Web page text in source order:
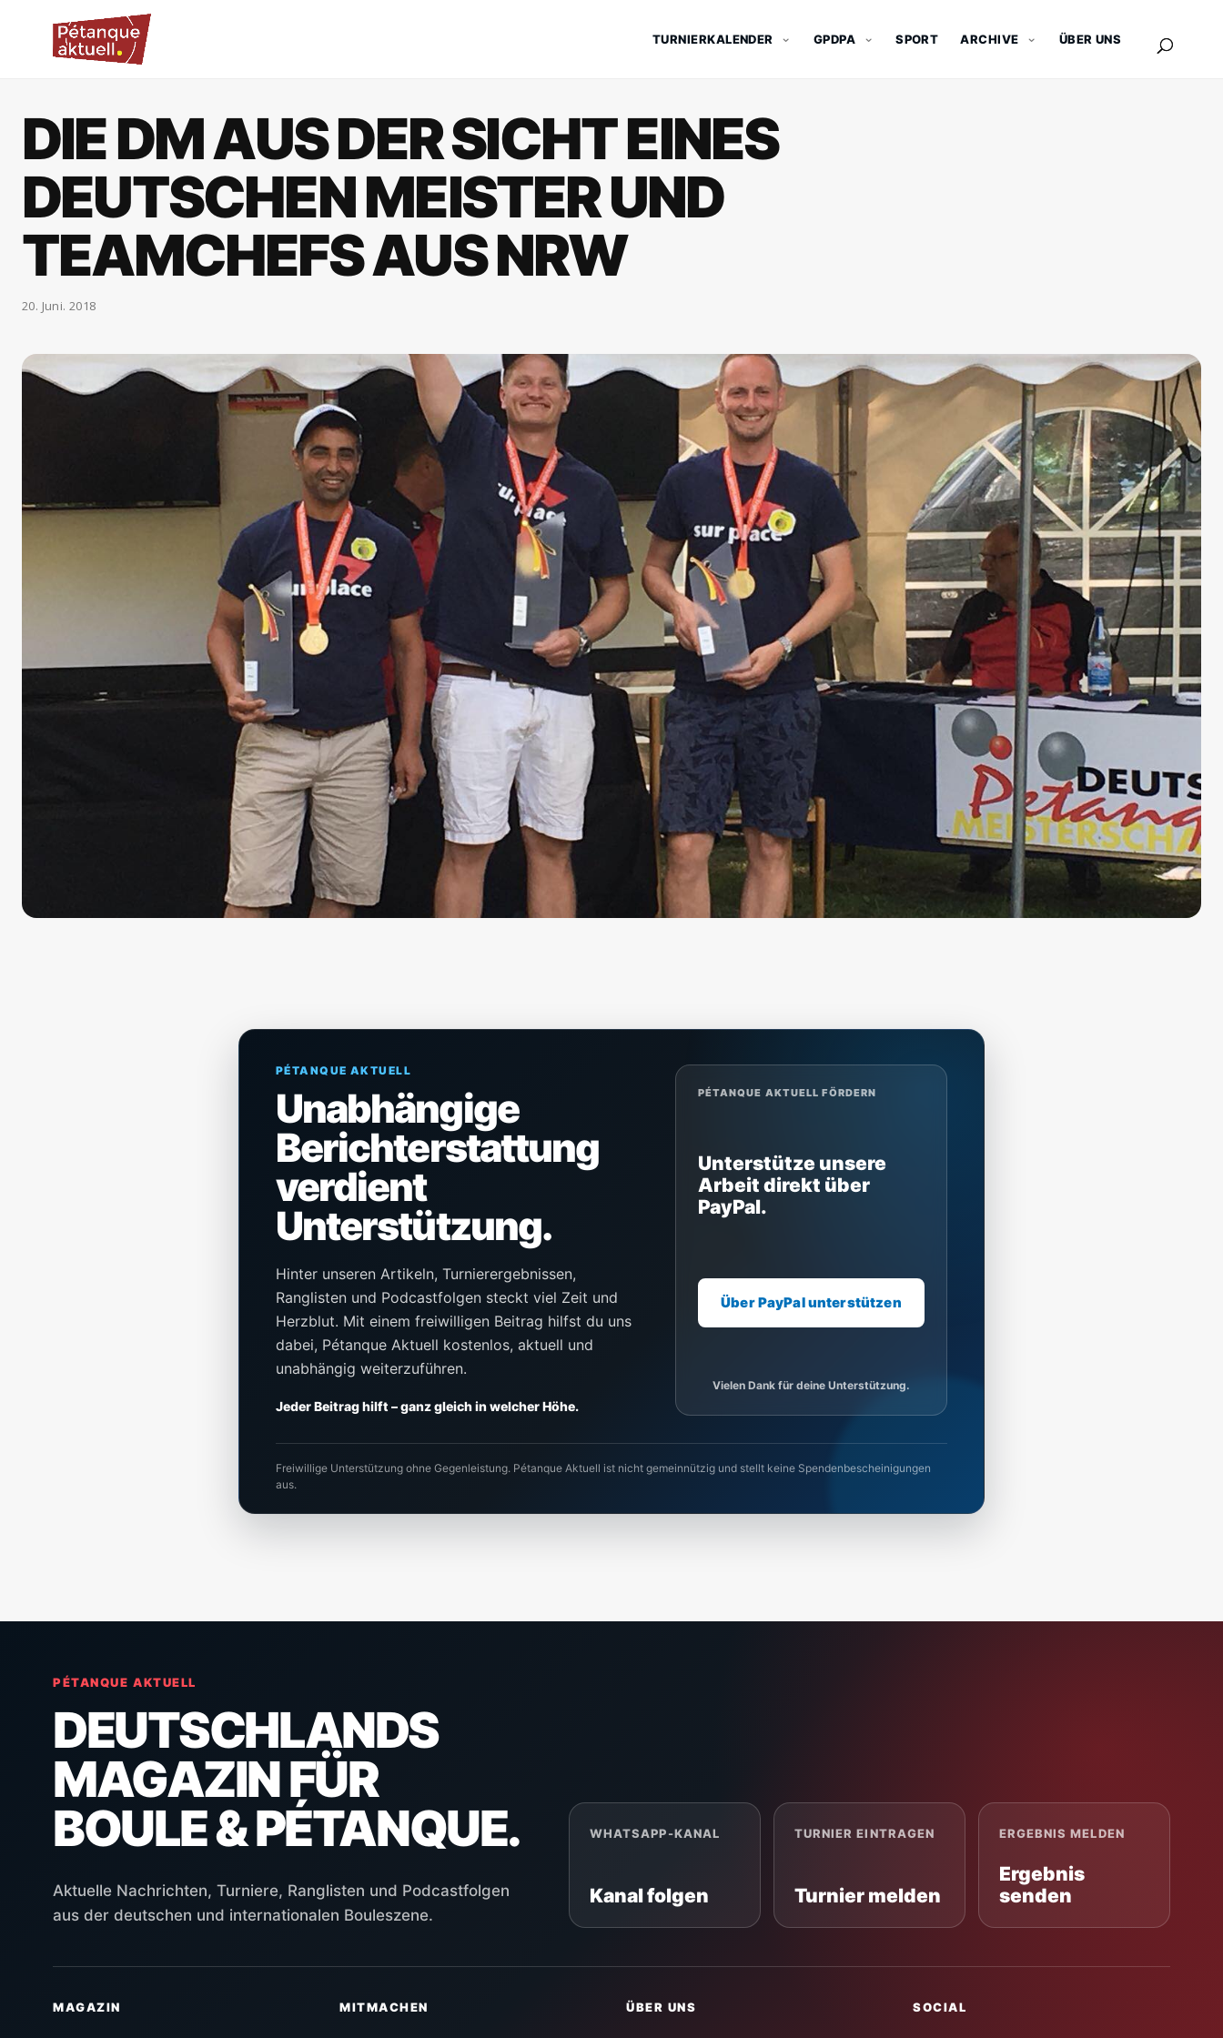
TURNIERKALENDER GPDPA SPORT ARCHIVE ÜBER UNS
DIE DM AUS DER SICHT EINES
DEUTSCHEN MEISTER UND
TEAMCHEFS AUS NRW
20. Juni. 2018
PÉTANQUE AKTUELL
Unabhängige
Berichterstattung
verdient
Unterstützung.
Hinter unseren Artikeln, Turnierergebnissen,
Ranglisten und Podcastfolgen steckt viel Zeit und
Herzblut. Mit einem freiwilligen Beitrag hilfst du uns
dabei, Pétanque Aktuell kostenlos, aktuell und
unabhängig weiterzuführen.
Jeder Beitrag hilft – ganz gleich in welcher Höhe.
PÉTANQUE AKTUELL FÖRDERN
Unterstütze unsere
Arbeit direkt über
PayPal.
Über PayPal unterstützen
Vielen Dank für deine Unterstützung.
Freiwillige Unterstützung ohne Gegenleistung. Pétanque Aktuell ist nicht gemeinnützig und stellt keine Spendenbescheinigungen
aus.
PÉTANQUE AKTUELL
DEUTSCHLANDS
MAGAZIN FÜR
BOULE & PÉTANQUE.
Aktuelle Nachrichten, Turniere, Ranglisten und Podcastfolgen
aus der deutschen und internationalen Bouleszene.
WHATSAPP-KANAL
Kanal folgen
TURNIER EINTRAGEN
Turnier melden
ERGEBNIS MELDEN
Ergebnis
senden
MAGAZIN MITMACHEN ÜBER UNS SOCIAL